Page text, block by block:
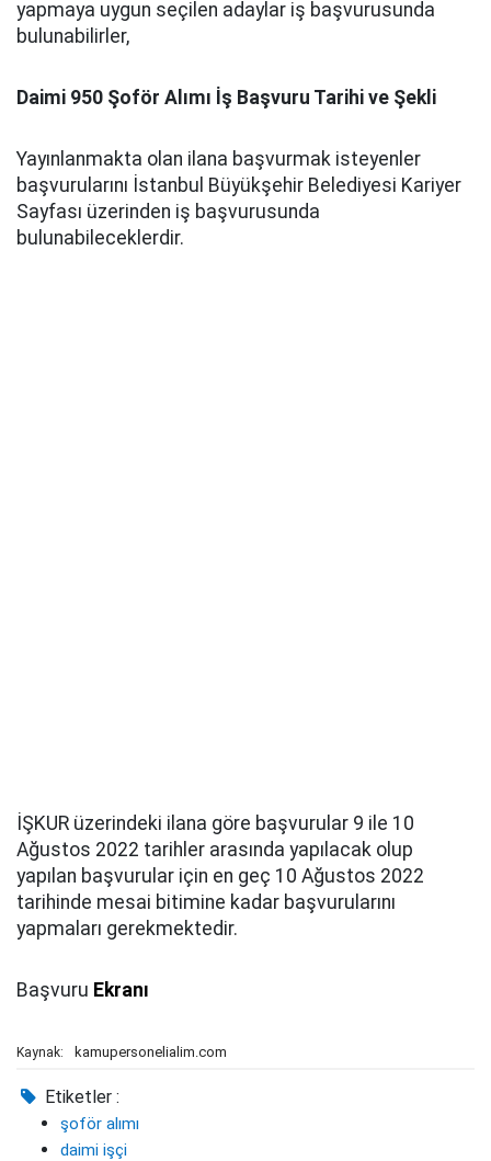
yapmaya uygun seçilen adaylar iş başvurusunda
bulunabilirler,
Daimi 950 Şoför Alımı İş Başvuru Tarihi ve Şekli
Yayınlanmakta olan ilana başvurmak isteyenler
başvurularını İstanbul Büyükşehir Belediyesi Kariyer
Sayfası üzerinden iş başvurusunda
bulunabileceklerdir.
İŞKUR üzerindeki ilana göre başvurular 9 ile 10
Ağustos 2022 tarihler arasında yapılacak olup
yapılan başvurular için en geç 10 Ağustos 2022
tarihinde mesai bitimine kadar başvurularını
yapmaları gerekmektedir.
Başvuru Ekranı
Kaynak: kamupersonelialim.com
Etiketler :
şoför alımı
daimi işçi